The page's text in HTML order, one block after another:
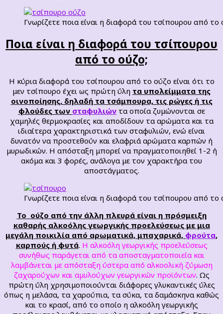
Γνωρίζετε ποια είναι η διαφορά του τσίπουρου από το
Ποια είναι η διαφορά του τσίπουρου
από το ούζο;
Η κύρια διαφορά του τσίπουρου από το ούζο είναι ότι το
μεν τσίπουρο έχει ως πρώτη ύλη τα υπολείμματα της
οινοποίησης, δηλαδή τα τσάμπουρα, τις ρώγες ή τις
φλούδες των σταφυλιώντα οποία ζυμώνονται σε
χαμηλές θερμοκρασίες και αποδίδουν τα αρώματα και τα
ιδιαίτερα χαρακτηριστικά των σταφυλιών, ενώ είναι
δυνατόν να προστεθούν και ελαφριά αρώματα καρπών ή
μυρωδικών. Η απόσταξη μπορεί να πραγματοποιηθεί 1-2 ή
ακόμα και 3 φορές, ανάλογα με τον χαρακτήρα του
αποστάγματος.
Γνωρίζετε ποια είναι η διαφορά του τσίπουρου από το
Το ούζο από την άλλη πλευρά είναι η πρόσμειξη
καθαρής αλκοόλης γεωργικής προελεύσεως με μια
μεγάλη ποικιλία από αρωματικά, μπαχαρικά, φρούτα,
καρπούς ή φυτά. Η αλκοόλη γεωργικής προελεύσεως
συνήθως παράγεται από τα αποσταγματοποιεία και
λαμβάνεται με απόσταξη ύστερα από αλκοολική ζύμωση
ζαχαρούχων και αμυλούχων γεωργικών προϊόντων. Ως
πρώτη ύλη χρησιμοποιούνται διάφορες γλυκαντικές ύλες
όπως η μελάσα, τα χαρούπια, τα σύκα, τα δαμάσκηνα καθώς
και το κρασί, από το οποίο η αλκοόλη γεωργικής